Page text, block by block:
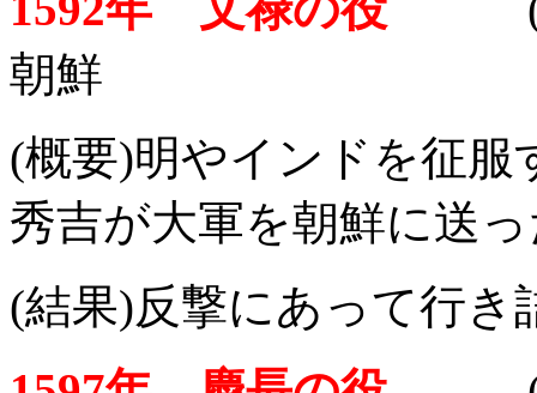
朝鮮
(概要)明やインドを征
秀吉が大軍を朝鮮に送
(結果)反撃にあって行き